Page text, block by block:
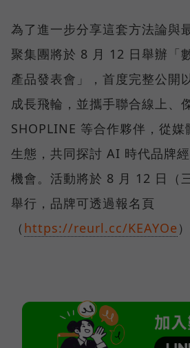
為了進一步分享這套方法論與
聚集團將於 8 月 12 日舉辦「
產品發表會」，首度完整公開
成長飛輪，並攜手聯合線上、
SHOPLINE 等合作夥伴，從媒
生態，共同探討 AI 時代品牌
機會。活動將於 8 月 12 日（
舉行，品牌可透過報名頁
（ https://reurl.cc/KEAYOe